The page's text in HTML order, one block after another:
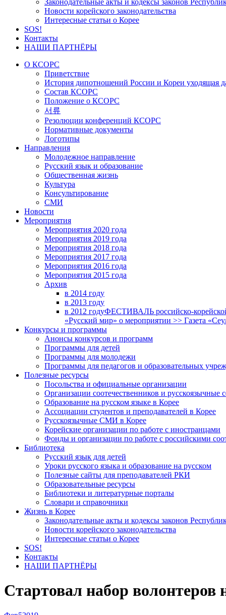
Законодательные акты и кодексы законов
Новости корейского законодательства
Интересные статьи о Корее
SOS!
Контакты
НАШИ ПАРТНЁРЫ
О КСОРС
Приветствие
История дипотношений России и Кореи уходящая
Состав КСОРС
Положение о КСОРС
서류
Резолюции конференций КСОРС
Нормативные документы
Логотипы
Направления
Молодежное направление
Русский язык и образование
Общественная жизнь
Культура
Консультирование
СМИ
Новости
Мероприятия
Мероприятия 2020 года
Мероприятия 2019 года
Мероприятия 2018 годa
Мероприятия 2017 года
Мероприятия 2016 года
Мероприятия 2015 года
Архив
в 2014 году
в 2013 году
в 2012 годуФЕСТИВАЛЬ российско-
«Русский мир» о мероприятии >> Газета
Конкурсы и программы
Анонсы конкурсов и программ
Программы для детей
Программы для молодежи
Программы для педагогов и образовательных
Полезные ресурсы
Посольства и официальные организации
Организации соотечественников и русскоязычные
Образование на русском языке в Корее
Ассоциации студентов и преподавателей в Корее
Русскоязычные СМИ в Корее
Корейские организации по работе с иностранцами
Фонды и организации по работе с российскими
Библиотека
Русский язык для детей
Уроки русского языка и образование на русском
Полезные сайты для преподавателей РКИ
Образовательные ресурсы
Библиотеки и литературные порталы
Словари и справочники
Жизнь в Корее
Законодательные акты и кодексы законов
Новости корейского законодательства
Интересные статьи о Корее
SOS!
Контакты
НАШИ ПАРТНЁРЫ
Стартовал набор